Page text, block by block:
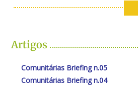
Artigos
Comunitárias Briefing n.05
Comunitárias Briefing n.04